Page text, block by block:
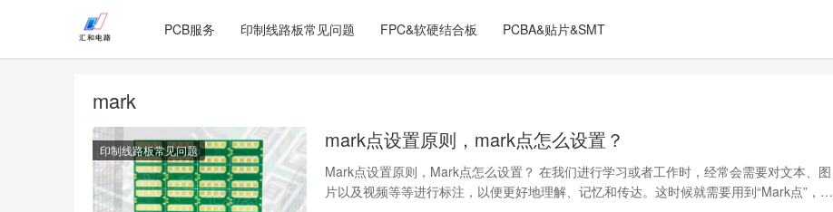
PCB服务 印制线路板常见问题 FPC&软硬结合板 PCBA&贴片&SMT
mark
印制线路板常见问题 mark点设置原则，mark点怎么设置？
Mark点设置原则，Mark点怎么设置？ 在我们进行学习或者工作时，经常会需要对文本、图
片以及视频等等进行标注，以便更好地理解、记忆和传达。这时候就需要用到“Mark点”，也